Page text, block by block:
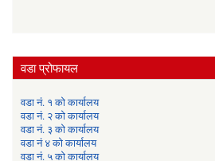
वडा प्रोफायल
वडा नं. १ को कार्यालय
वडा नं. २ को कार्यालय
वडा नं. ३ को कार्यालय
वडा नं ४ को कार्यालय
वडा नं. ५ को कार्यालय